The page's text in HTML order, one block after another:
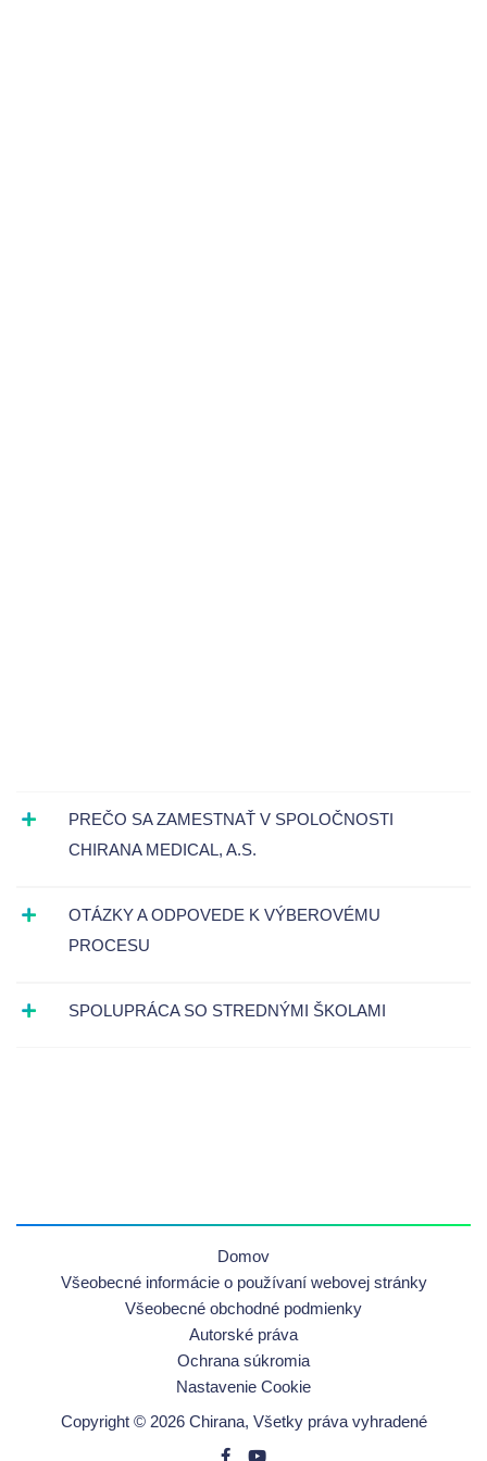
PREČO SA ZAMESTNAŤ V SPOLOČNOSTI
CHIRANA MEDICAL, A.S.
OTÁZKY A ODPOVEDE K VÝBEROVÉMU
PROCESU
SPOLUPRÁCA SO STREDNÝMI ŠKOLAMI
Domov
Všeobecné informácie o používaní webovej stránky
Všeobecné obchodné podmienky
Autorské práva
Ochrana súkromia
Nastavenie Cookie
Copyright © 2026 Chirana, Všetky práva vyhradené